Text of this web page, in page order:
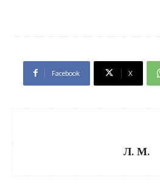
Facebook X
Л. М.